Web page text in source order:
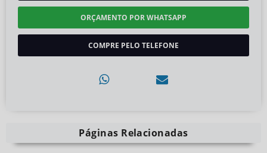
ORÇAMENTO POR WHATSAPP
COMPRE PELO TELEFONE
Páginas Relacionadas